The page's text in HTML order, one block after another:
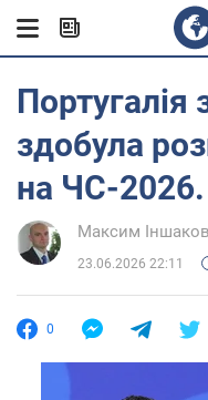
Португалія
здобула
на ЧС-2026.
Максим Іншаков
23.06.2026 22:11
0